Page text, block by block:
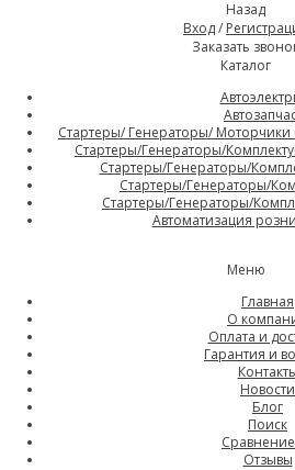
Назад
Вход/
Заказать
Каталог
Стартеры/ Генераторы/
Стартеры/Генераторы/
Стартеры/Генераторы/
Стартеры/Генераторы/
Стартеры/Генераторы/
Автоматизация
Меню
Главная
О
Оплата и
Гарантия и
Новости
Блог
Поиск
Отзывы